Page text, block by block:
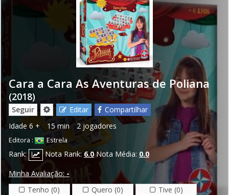
Cara a Cara As Aventuras de Poliana
(2018)
Seguir Editar
Compartilhar
Idade 6 + 15 min 2 jogadores
Editora : Estrela
Rank: Nota Rank: 6.0 Nota Média: 0.0
Minha Avaliação: -
Tenho (0)
Quero (0)
Tive (0)